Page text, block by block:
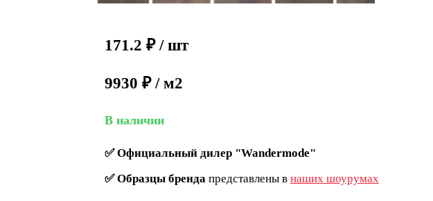
171.2 ₽ / шт
9930 ₽ / м2
В наличии
✅Официальный дилер "Wandermode"
✅Образцы брендапредставлены в наших шоурумах